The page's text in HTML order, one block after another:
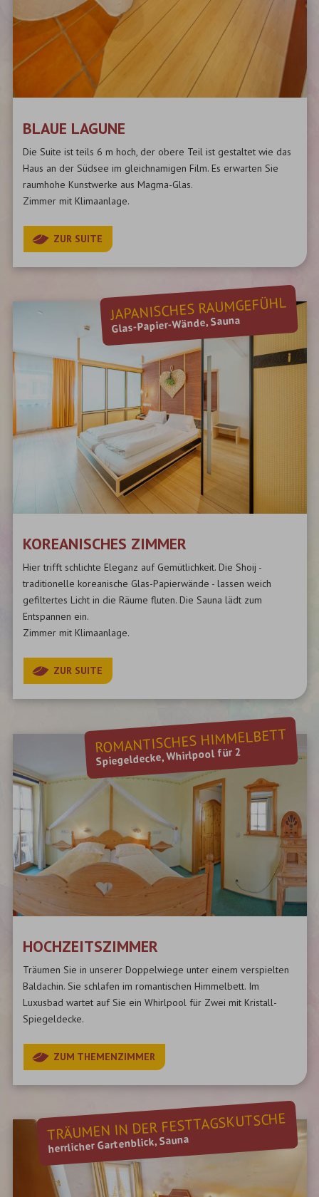
BLAUE LAGUNE
Die Suite ist teils 6 m hoch, der obere Teil ist gestaltet wie das
Haus an der Südsee im gleichnamigen Film. Es erwarten Sie
raumhohe Kunstwerke aus Magma-Glas.
Zimmer mit Klimaanlage.
ZUR SUITE
JAPANISCHES RAUMGEFÜHL
Glas-Papier-Wände, Sauna
KOREANISCHES ZIMMER
Hier trifft schlichte Eleganz auf Gemütlichkeit. Die Shoij -
traditionelle koreanische Glas-Papierwände - lassen weich
gefiltertes Licht in die Räume fluten. Die Sauna lädt zum
Entspannen ein.
Zimmer mit Klimaanlage.
ZUR SUITE
ROMANTISCHES HIMMELBETT
Spiegeldecke, Whirlpool für 2
HOCHZEITSZIMMER
Träumen Sie in unserer Doppelwiege unter einem verspielten
Baldachin. Sie schlafen im romantischen Himmelbett. Im
Luxusbad wartet auf Sie ein Whirlpool für Zwei mit Kristall-
Spiegeldecke.
ZUM THEMENZIMMER
TRÄUMEN IN DER FESTTAGSKUTSCHE
herrlicher Gartenblick, Sauna